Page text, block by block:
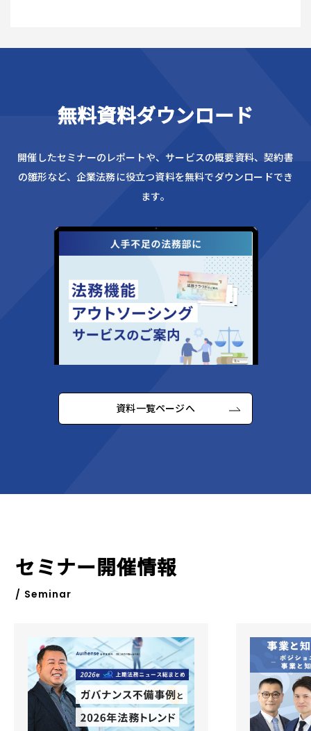
無料資料ダウンロード
開催したセミナーのレポートや、サービスの概要資料、契約書
の雛形など、企業法務に役立つ資料を無料でダウンロードでき
ます。
資料一覧ページへ
セミナー開催情報
/ Seminar